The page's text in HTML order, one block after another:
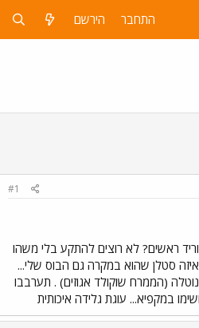
התחבר הירשם
#1
ראשים? לא רוצים להתקע בלי משהו
קבלו מתכון מספר 1 מאיזה סטלן שהוא במקרה גם הבוס שלי...
נוטלה (הממרח שוקולד אגוזים) . תערבבו
במקפיא... עוגת גלידה איכותית